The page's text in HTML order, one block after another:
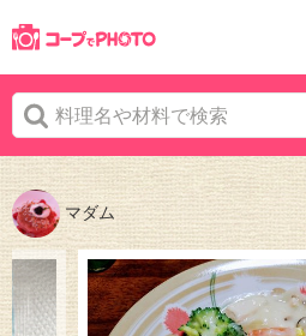
マダム